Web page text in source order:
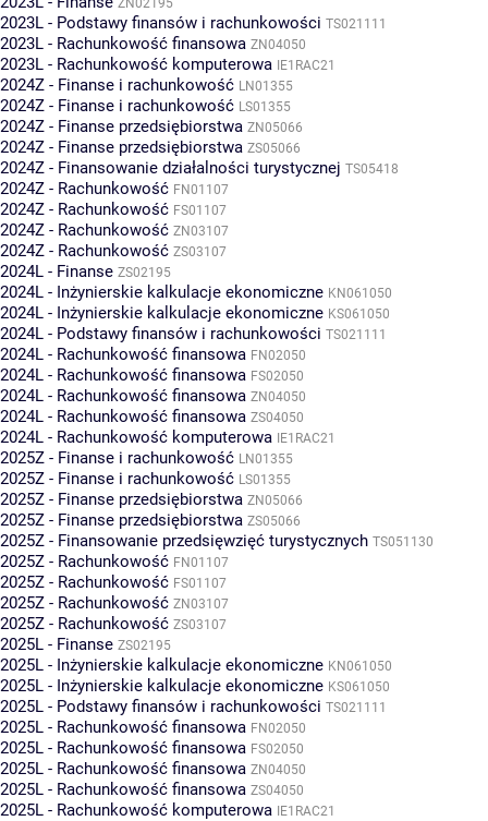
2023L - Podstawy finansów i rachunkowości TS021111
2023L - Rachunkowość finansowa ZN04050
2023L - Rachunkowość komputerowa IE1RAC21
2024Z - Finanse i rachunkowość LN01355
2024Z - Finanse i rachunkowość LS01355
2024Z - Finanse przedsiębiorstwa ZN05066
2024Z - Finanse przedsiębiorstwa ZS05066
2024Z - Finansowanie działalności turystycznej TS05418
2024Z - Rachunkowość FN01107
2024Z - Rachunkowość FS01107
2024Z - Rachunkowość ZN03107
2024Z - Rachunkowość ZS03107
2024L - Finanse ZS02195
2024L - Inżynierskie kalkulacje ekonomiczne KN061050
2024L - Inżynierskie kalkulacje ekonomiczne KS061050
2024L - Podstawy finansów i rachunkowości TS021111
2024L - Rachunkowość finansowa FN02050
2024L - Rachunkowość finansowa FS02050
2024L - Rachunkowość finansowa ZN04050
2024L - Rachunkowość finansowa ZS04050
2024L - Rachunkowość komputerowa IE1RAC21
2025Z - Finanse i rachunkowość LN01355
2025Z - Finanse i rachunkowość LS01355
2025Z - Finanse przedsiębiorstwa ZN05066
2025Z - Finanse przedsiębiorstwa ZS05066
2025Z - Finansowanie przedsięwzięć turystycznych TS051130
2025Z - Rachunkowość FN01107
2025Z - Rachunkowość FS01107
2025Z - Rachunkowość ZN03107
2025Z - Rachunkowość ZS03107
2025L - Finanse ZS02195
2025L - Inżynierskie kalkulacje ekonomiczne KN061050
2025L - Inżynierskie kalkulacje ekonomiczne KS061050
2025L - Podstawy finansów i rachunkowości TS021111
2025L - Rachunkowość finansowa FN02050
2025L - Rachunkowość finansowa FS02050
2025L - Rachunkowość finansowa ZN04050
2025L - Rachunkowość finansowa ZS04050
2025L - Rachunkowość komputerowa IE1RAC21